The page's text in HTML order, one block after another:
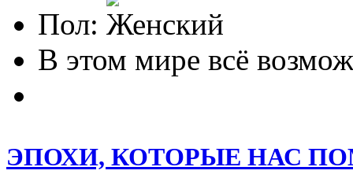
Пол:
В этом мире всё
ЭПОХИ, КОТОРЫЕ НАС